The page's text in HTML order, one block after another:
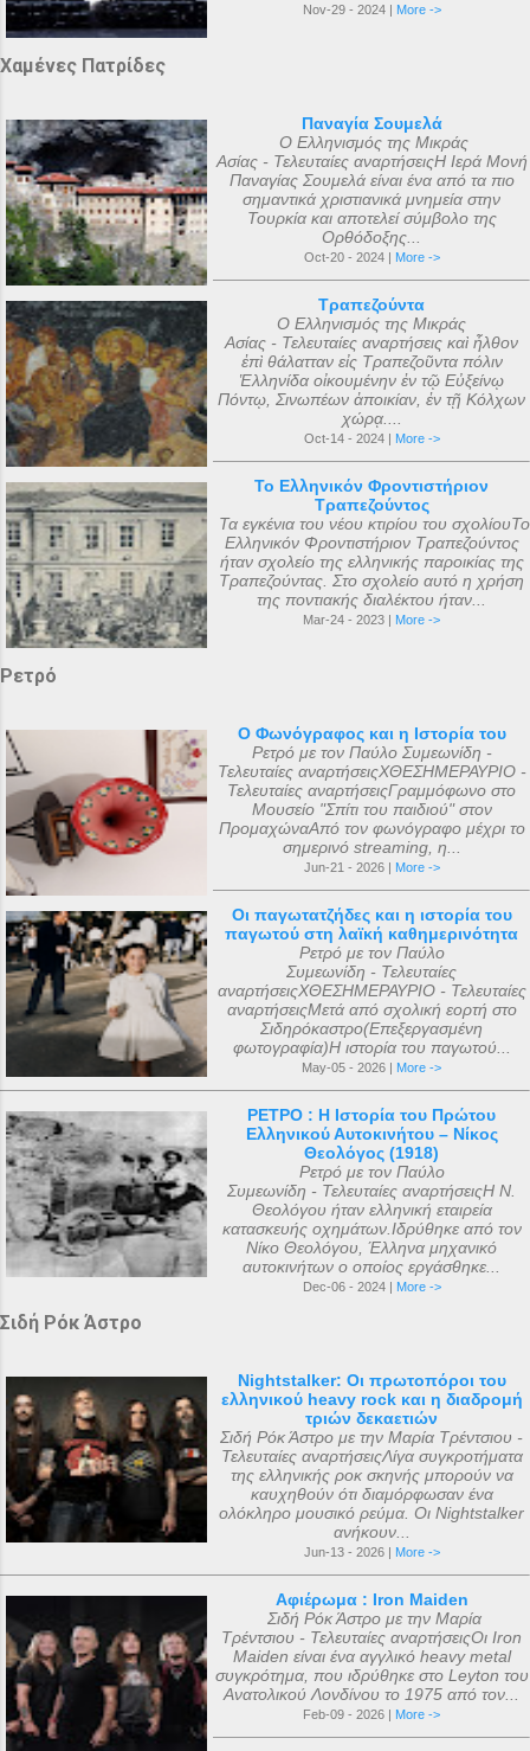
Nov-29 - 2024 | More ->
Χαμένες Πατρίδες
Παναγία Σουμελά
Ο Ελληνισμός της Μικράς
Ασίας - Τελευταίες αναρτήσειςΗ Ιερά Μονή
Παναγίας Σουμελά είναι ένα από τα πιο
σημαντικά χριστιανικά μνημεία στην
Τουρκία και αποτελεί σύμβολο της
Ορθόδοξης...
Oct-20 - 2024 | More ->
Τραπεζούντα
Ο Ελληνισμός της Μικράς
Ασίας - Τελευταίες αναρτήσεις καὶ ἦλθον
ἐπὶ θάλατταν εἰς Τραπεζοῦντα πόλιν
Ἑλληνίδα οἰκουμένην ἐν τῷ Εὐξείνῳ
Πόντῳ, Σινωπέων ἀποικίαν, ἐν τῇ Κόλχων
χώρᾳ....
Oct-14 - 2024 | More ->
Το Ελληνικόν Φροντιστήριον
Τραπεζούντος
Τα εγκένια του νέου κτιρίου του σχολίουΤο
Ελληνικόν Φροντιστήριον Τραπεζούντος
ήταν σχολείο της ελληνικής παροικίας της
Τραπεζούντας. Στο σχολείο αυτό η χρήση
της ποντιακής διαλέκτου ήταν...
Mar-24 - 2023 | More ->
Ρετρό
Ο Φωνόγραφος και η Ιστορία του
Ρετρό με τον Παύλο Συμεωνίδη -
Τελευταίες αναρτήσειςΧΘΕΣΗΜΕΡΑΥΡΙΟ -
Τελευταίες αναρτήσειςΓραμμόφωνο στο
Μουσείο "Σπίτι του παιδιού" στον
ΠρομαχώναΑπό τον φωνόγραφο μέχρι το
σημερινό streaming, η...
Jun-21 - 2026 | More ->
Οι παγωτατζήδες και η ιστορία του
παγωτού στη λαϊκή καθημερινότητα
Ρετρό με τον Παύλο
Συμεωνίδη - Τελευταίες
αναρτήσειςΧΘΕΣΗΜΕΡΑΥΡΙΟ - Τελευταίες
αναρτήσειςΜετά από σχολική εορτή στο
Σιδηρόκαστρο(Επεξεργασμένη
φωτογραφία)Η ιστορία του παγωτού...
May-05 - 2026 | More ->
ΡΕΤΡΟ : Η Ιστορία του Πρώτου
Ελληνικού Αυτοκινήτου – Νίκος
Θεολόγος (1918)
Ρετρό με τον Παύλο
Συμεωνίδη - Τελευταίες αναρτήσειςΗ Ν.
Θεολόγου ήταν ελληνική εταιρεία
κατασκευής οχημάτων.Ιδρύθηκε από τον
Νίκο Θεολόγου, Έλληνα μηχανικό
αυτοκινήτων ο οποίος εργάσθηκε...
Dec-06 - 2024 | More ->
Σιδή Ρόκ Άστρο
Nightstalker: Οι πρωτοπόροι του
ελληνικού heavy rock και η διαδρομή
τριών δεκαετιών
Σιδή Ρόκ Άστρο με την Μαρία Τρέντσιου -
Τελευταίες αναρτήσειςΛίγα συγκροτήματα
της ελληνικής ροκ σκηνής μπορούν να
καυχηθούν ότι διαμόρφωσαν ένα
ολόκληρο μουσικό ρεύμα. Οι Nightstalker
ανήκουν...
Jun-13 - 2026 | More ->
Αφιέρωμα : Iron Maiden
Σιδή Ρόκ Άστρο με την Μαρία
Τρέντσιου - Τελευταίες αναρτήσειςΟι Iron
Maiden είναι ένα αγγλικό heavy metal
συγκρότημα, που ιδρύθηκε στο Leyton του
Ανατολικού Λονδίνου το 1975 από τον...
Feb-09 - 2026 | More ->